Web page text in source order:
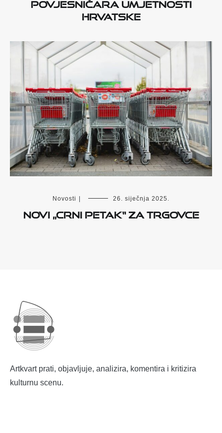
Hrvatske
Novosti 26. siječnja 2025.
NOVI „CRNI PETAK“ ZA TRGOVCE
Artkvart prati, objavljuje, analizira, komentira i kritizira
kulturnu scenu.